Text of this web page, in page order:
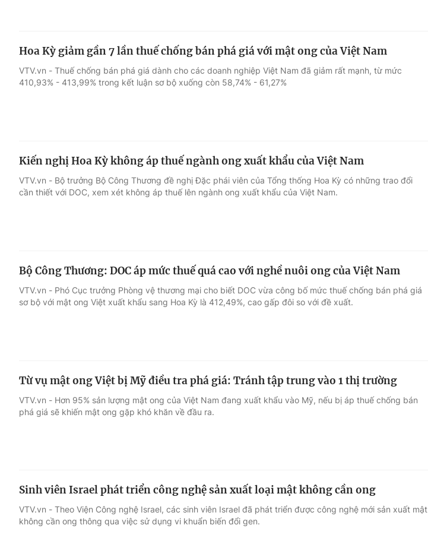
Hoa Kỳ giảm gần 7 lần thuế chống bán phá giá với mật ong của Việt Nam
VTV.vn - Thuế chống bán phá giá dành cho các doanh nghiệp Việt Nam đã giảm rất mạnh, từ mức
410,93% - 413,99% trong kết luận sơ bộ xuống còn 58,74% - 61,27%
Kiến nghị Hoa Kỳ không áp thuế ngành ong xuất khẩu của Việt Nam
VTV.vn - Bộ trưởng Bộ Công Thương đề nghị Đặc phái viên của Tổng thống Hoa Kỳ có những trao đổi
cần thiết với DOC, xem xét không áp thuế lên ngành ong xuất khẩu của Việt Nam.
Bộ Công Thương: DOC áp mức thuế quá cao với nghề nuôi ong của Việt Nam
VTV.vn - Phó Cục trưởng Phòng vệ thương mại cho biết DOC vừa công bố mức thuế chống bán phá giá
sơ bộ với mật ong Việt xuất khẩu sang Hoa Kỳ là 412,49%, cao gấp đôi so với đề xuất.
Từ vụ mật ong Việt bị Mỹ điều tra phá giá: Tránh tập trung vào 1 thị trường
VTV.vn - Hơn 95% sản lượng mật ong của Việt Nam đang xuất khẩu vào Mỹ, nếu bị áp thuế chống bán
phá giá sẽ khiến mật ong gặp khó khăn về đầu ra.
Sinh viên Israel phát triển công nghệ sản xuất loại mật không cần ong
VTV.vn - Theo Viện Công nghệ Israel, các sinh viên Israel đã phát triển được công nghệ mới sản xuất mật
không cần ong thông qua việc sử dụng vi khuẩn biến đổi gen.